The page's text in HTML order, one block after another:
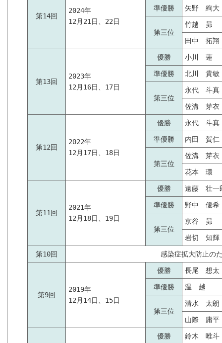
第14回
2024年
12月21日、22日
準優勝 矢野 絢大
第三位
竹越 昴
田中 拓翔
第13回
2023年
12月16日、17日
優勝 小川 蓮
準優勝 北川 貴敏
第三位
永代 斗真
佐溝 芽衣
第12回
2022年
12月17日、18日
優勝 永代 斗真
準優勝 内田 賀仁
第三位
佐溝 芽衣
花本 環
第11回
2021年
12月18日、19日
優勝 遠藤 壮一
準優勝 野中 優希
第三位
京谷 昴
岩切 知輝
第10回 感染症拡大防止の
第9回
2019年
12月14日、15日
優勝 長尾 想太
準優勝 温 越
第三位
清水 太朗
山際 庸平
優勝 鈴木 唯斗